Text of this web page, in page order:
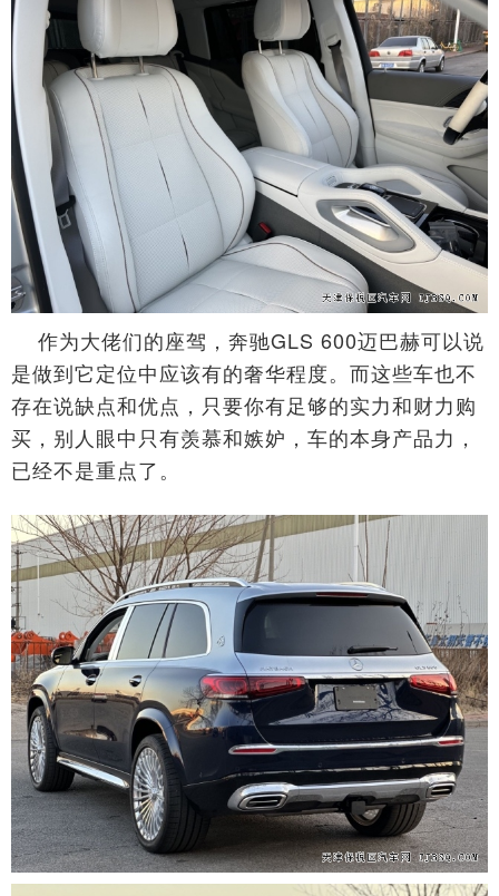
作为大佬们的座驾，奔驰GLS 600迈巴赫可以说
是做到它定位中应该有的奢华程度。而这些车也不
存在说缺点和优点，只要你有足够的实力和财力购
买，别人眼中只有羡慕和嫉妒，车的本身产品力，
已经不是重点了。